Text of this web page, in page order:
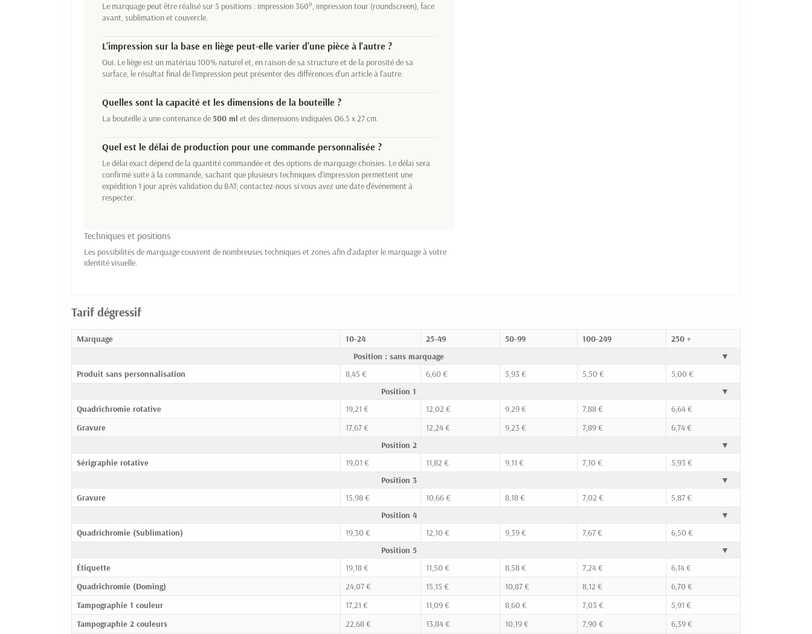
Le marquage peut être réalisé sur 5 positions : impression 360°, impression tour (roundscreen), face
avant, sublimation et couvercle.
L'impression sur la base en liège peut-elle varier d'une pièce à l'autre ?
Oui. Le liège est un matériau 100% naturel et, en raison de sa structure et de la porosité de sa
surface, le résultat final de l'impression peut présenter des différences d'un article à l'autre.
Quelles sont la capacité et les dimensions de la bouteille ?
La bouteille a une contenance de500 ml et des dimensions indiquées Ø6.5 x 27 cm.
Quel est le délai de production pour une commande personnalisée ?
Le délai exact dépend de la quantité commandée et des options de marquage choisies. Le délai sera
confirmé suite à la commande, sachant que plusieurs techniques d'impression permettent une
expédition 1 jour après validation du BAT; contactez-nous si vous avez une date d'événement à
respecter.
Techniques et positions
Les possibilités de marquage couvrent de nombreuses techniques et zones afin d'adapter le marquage à votre
identité visuelle.
Tarif dégressif
Marquage 10-24 25-49 50-99 100-249
250 +
Position : sans marquage
▼
Produit sans personnalisation
8,45 € 6,60 € 5,93 € 5,50 €
5,00 €
Position 1
▼
Quadrichromie rotative
19,21 € 12,02 € 9,29 € 7,88 €
6,64 €
Gravure
17,67 € 12,24 € 9,23 € 7,89 €
6,74 €
Position 2
▼
Sérigraphie rotative
19,01 € 11,82 € 9,11 € 7,10 €
5,93 €
Position 3
▼
Gravure
15,98 € 10,66 € 8,18 € 7,02 €
5,87 €
Position 4
▼
Quadrichromie (Sublimation)
19,30 € 12,10 € 9,39 € 7,67 €
6,50 €
Position 5
▼
Étiquette
19,18 € 11,50 € 8,58 € 7,24 €
6,14 €
Quadrichromie (Doming)
24,07 € 15,15 € 10,87 € 8,12 €
6,70 €
Tampographie 1 couleur
17,21 € 11,09 € 8,60 € 7,03 €
5,91 €
Tampographie 2 couleurs
22,68 € 13,84 € 10,19 € 7,90 € 6,39 €